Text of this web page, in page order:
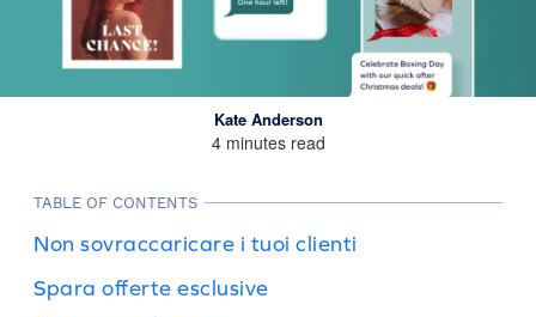
Kate Anderson
4 minutes read
TABLE OF CONTENTS
Non sovraccaricare i tuoi clienti
Spara offerte esclusive